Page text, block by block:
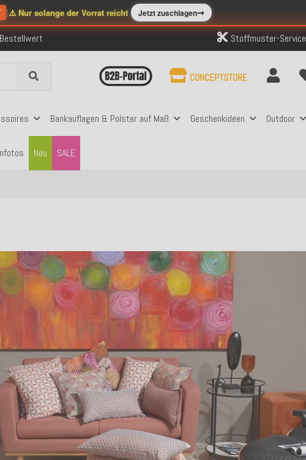
|⚠️ Nur solange der Vorrat reicht Jetzt zuschlagen➞
Stoffmuster-Service
Bankauflagen & Polster auf Maß Geschenkideen Outdoor
SALE
Neu
CONCEPTSTORE